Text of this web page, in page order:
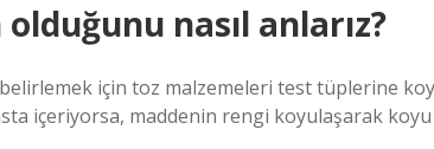
nasıl anlarız?
belirlemek için toz malzemeleri test tüplerine
içeriyorsa, maddenin rengi koyulaşarak